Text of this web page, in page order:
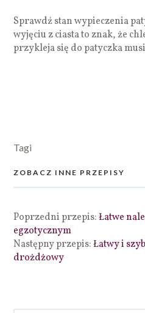
Sprawdź stan wypieczenia
wyjęciu z ciasta to znak, że
przykleja się do patyczka
Tagi
ZOBACZ INNE PRZEPISY
Poprzedni przepis:Łatwe
egzotycznym
Następny przepis:Łatwy i
drożdżowy